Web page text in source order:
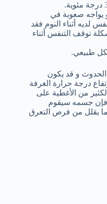
يواجه صعوبة في
لديه أثناء النوم فقد
توقف التنفس أثناء
طبيعي.
الحدوث و قد يكون
درجة حرارة الغرفة
من الأغطية على
فإن جسمه سيقوم
يقلل من فرص التعرق